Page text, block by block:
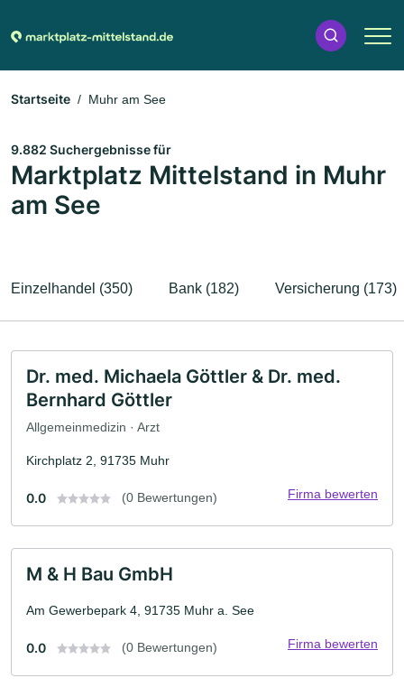
Startseite Muhr am See
9.882 Suchergebnisse für
Marktplatz Mittelstand in Muhr
am See
Einzelhandel (350) Bank (182) Versicherung (173)
Dr. med. Michaela Göttler & Dr. med.
Bernhard Göttler
Allgemeinmedizin · Arzt
Kirchplatz 2, 91735 Muhr
0.0 (0 Bewertungen) Firma bewerten
M & H Bau GmbH
Am Gewerbepark 4, 91735 Muhr a. See
0.0 (0 Bewertungen) Firma bewerten